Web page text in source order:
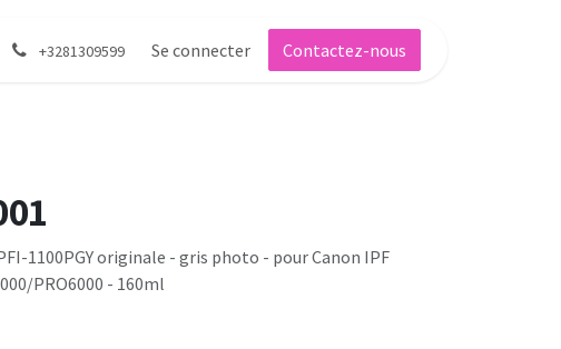
+3281309599 Se connecter Contactez-nous
1100PGY originale - gris photo - pour Canon IPF
PRO6000 - 160ml